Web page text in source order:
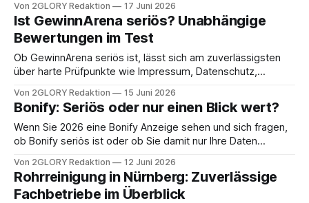
Werbeversprechen zu verlassen. Genau darum geht es bei
Clarity Check Was macht diese Plattform seriös: Sie prüfen
Schritt für Schritt Impressum, Sicherheit, Zahlungen,
Bewertungen, Support und Vertragsklauseln, bevor
Von 2GLORY Redaktion 17 Juni 2026
Ist GewinnArena seriös? Unabhängige
Bewertungen im Test
Ob GewinnArena seriös ist, lässt sich am zuverlässigsten
über harte Prüfpunkte wie Impressum, Datenschutz,
Suchanfrage Ist GewinnArena seriös zielt meist darauf,
Risiken wie Abo-Fallen, Datenweitergabe und Werbeflut vor
der Registrierung einzuschätzen. Wichtig ist der Blick auf
das Geschäftsmodell: Viele Gewinnspiel-Seiten sind keine
Von 2GLORY Redaktion 15 Juni 2026
Bonify: Seriös oder nur einen Blick wert?
Wenn Sie 2026 eine Bonify Anzeige sehen und sich fragen,
ob Bonify seriös ist oder ob Sie damit nur Ihre Daten
Kostenmodell, Scores und Datenschutz. Bonify ist
grundsätzlich ein seriös wirkender Fintech Dienst: Die
Bonitätsübersicht ist kostenlos, finanziert wird das Angebot
Von 2GLORY Redaktion 12 Juni 2026
Rohrreinigung in Nürnberg: Zuverlässige
Fachbetriebe im Überblick